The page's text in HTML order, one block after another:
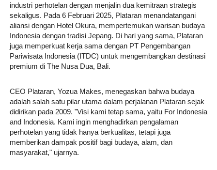
industri perhotelan dengan menjalin dua kemitraan strategis
sekaligus. Pada 6 Februari 2025, Plataran menandatangani
aliansi dengan Hotel Okura, mempertemukan warisan budaya
Indonesia dengan tradisi Jepang. Di hari yang sama, Plataran
juga memperkuat kerja sama dengan PT Pengembangan
Pariwisata Indonesia (ITDC) untuk mengembangkan destinasi
premium di The Nusa Dua, Bali.
CEO Plataran, Yozua Makes, menegaskan bahwa budaya
adalah salah satu pilar utama dalam perjalanan Plataran sejak
didirikan pada 2009. "Visi kami tetap sama, yaitu For Indonesia
and Indonesia. Kami ingin menghadirkan pengalaman
perhotelan yang tidak hanya berkualitas, tetapi juga
memberikan dampak positif bagi budaya, alam, dan
masyarakat," ujarnya.